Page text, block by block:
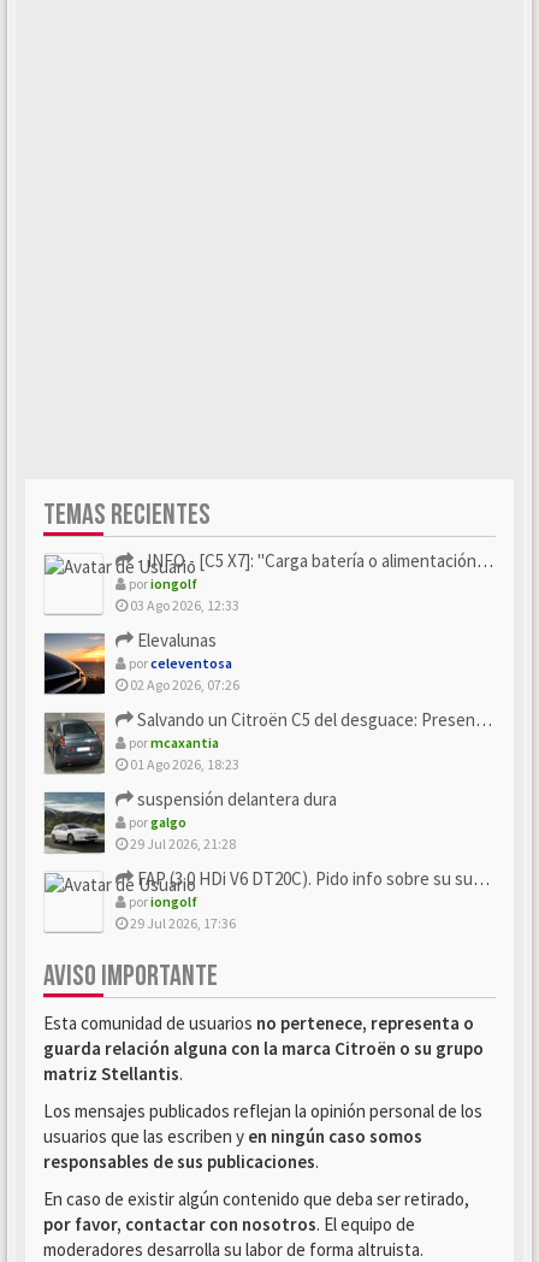
TEMAS RECIENTES
- INFO - [C5 X7]: "Carga batería o alimentación eléctri...
poriongolf
03 Ago 2026, 12:33
Elevalunas
porceleventosa
02 Ago 2026, 07:26
Salvando un Citroën C5 del desguace: Presentación y seguimiento
pormcaxantia
01 Ago 2026, 18:23
suspensión delantera dura
porgalgo
29 Jul 2026, 21:28
FAP (3.0 HDi V6 DT20C). Pido info sobre su sustitución
poriongolf
29 Jul 2026, 17:36
AVISO IMPORTANTE
Esta comunidad de usuarios no pertenece, representa o
guarda relación alguna con la marca Citroën o su grupo
matriz Stellantis.
Los mensajes publicados reflejan la opinión personal de los
usuarios que las escriben y en ningún caso somos
responsables de sus publicaciones.
En caso de existir algún contenido que deba ser retirado,
por favor, contactar con nosotros. El equipo de
moderadores desarrolla su labor de forma altruista.